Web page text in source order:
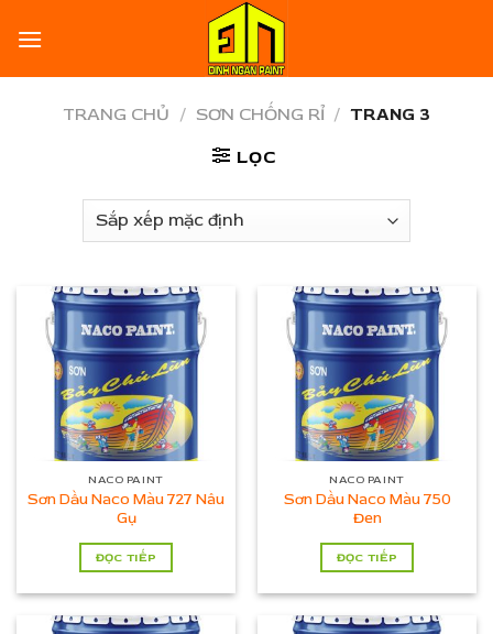
TRANG CHỦ / SƠN CHỐNG RỈ / TRANG 3
LỌC
NACO PAINT
Sơn Dầu Naco Màu 727 Nâu
Gụ
ĐỌC TIẾP
NACO PAINT
Sơn Dầu Naco Màu 750
Đen
ĐỌC TIẾP